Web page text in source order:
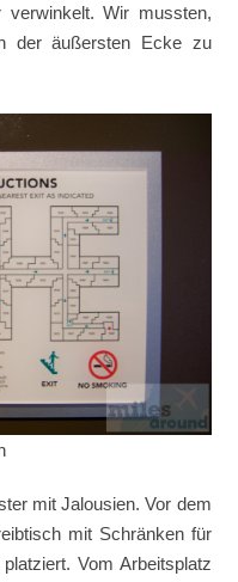
Wir mussten,
der äußersten Ecke zu
mit Jalousien. Vor dem
mit Schränken für
Vom Arbeitsplatz